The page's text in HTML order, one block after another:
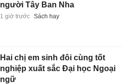
người Tây Ban Nha
1 giờ trước Sách hay
Hai chị em sinh đôi cùng tốt
nghiệp xuất sắc Đại học Ngoại
ngữ